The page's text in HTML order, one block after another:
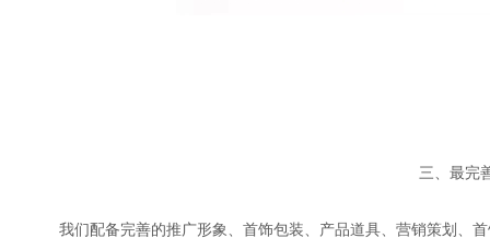
三、最完
我们配备完善的推广形象、首饰包装、产品道具、营销策划、